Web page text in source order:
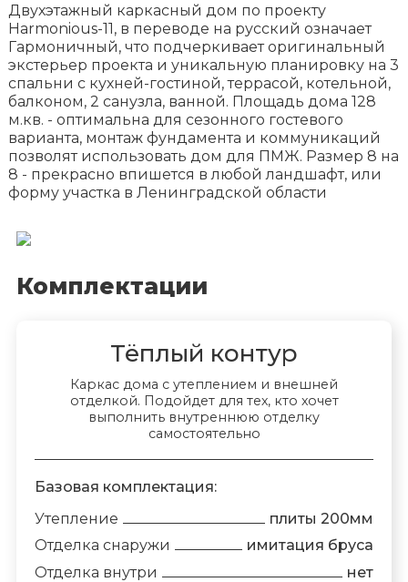
Двухэтажный каркасный дом по проекту
Harmonious-11, в переводе на русский означает
Гармоничный, что подчеркивает оригинальный
экстерьер проекта и уникальную планировку на 3
спальни с кухней-гостиной, террасой, котельной,
балконом, 2 санузла, ванной. Площадь дома 128
м.кв. - оптимальна для сезонного гостевого
варианта, монтаж фундамента и коммуникаций
позволят использовать дом для ПМЖ. Размер 8 на
8 - прекрасно впишется в любой ландшафт, или
форму участка в Ленинградской области
Комплектации
Тёплый контур
Каркас дома с утеплением и внешней
отделкой. Подойдет для тех, кто хочет
выполнить внутреннюю отделку
самостоятельно
Базовая комплектация:
Утепление
плиты 200мм
Отделка снаружи
имитация бруса
Отделка внутри
нет